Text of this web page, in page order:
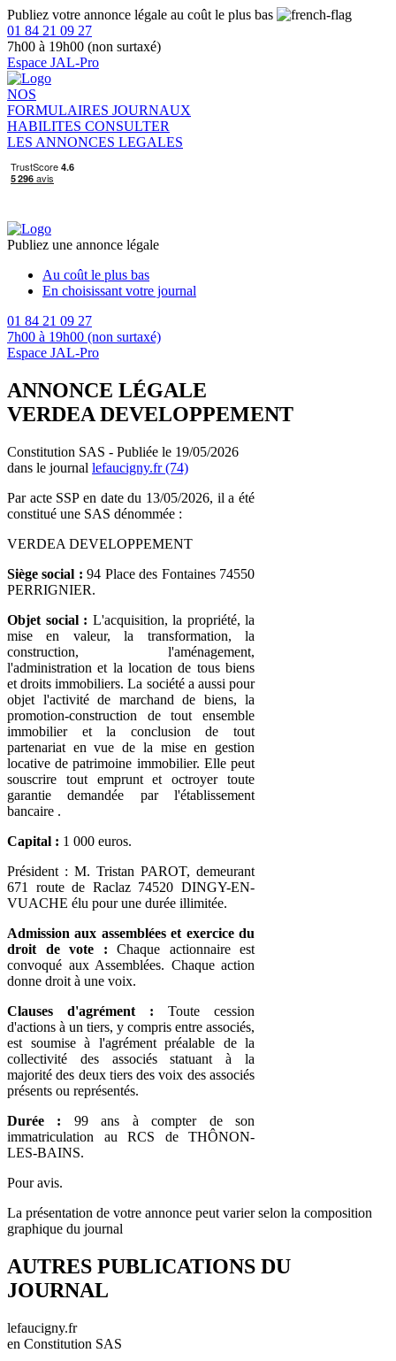
Publiez votre annonce légale au coût le plus bas
01 84 21 09 27
7h00 à 19h00 (non surtaxé)
Espace JAL-Pro
NOS
FORMULAIRES JOURNAUX
HABILITES CONSULTER
LES ANNONCES LEGALES
Publiez une annonce légale
Au coût le plus bas
En choisissant votre journal
01 84 21 09 27
7h00 à 19h00 (non surtaxé)
Espace JAL-Pro
ANNONCE LÉGALE
VERDEA DEVELOPPEMENT
Constitution SAS - Publiée le 19/05/2026
dans le journal lefaucigny.fr (74)
Par acte SSP en date du 13/05/2026, il a été
constitué une SAS dénommée :
VERDEA DEVELOPPEMENT
Siège social :94 Place des Fontaines 74550
PERRIGNIER.
Objet social : L'acquisition, la propriété, la
mise en valeur, la transformation, la
construction, l'aménagement,
l'administration et la location de tous biens
et droits immobiliers. La société a aussi pour
objet l'activité de marchand de biens, la
promotion-construction de tout ensemble
immobilier et la conclusion de tout
partenariat en vue de la mise en gestion
locative de patrimoine immobilier. Elle peut
souscrire tout emprunt et octroyer toute
garantie demandée par l'établissement
bancaire .
Capital : 1 000 euros.
Président : M. Tristan PAROT, demeurant
671 route de Raclaz 74520 DINGY-EN-
VUACHE élu pour une durée illimitée.
Admission aux assemblées et exercice du
droit de vote : Chaque actionnaire est
convoqué aux Assemblées. Chaque action
donne droit à une voix.
Clauses d'agrément : Toute cession
d'actions à un tiers, y compris entre associés,
est soumise à l'agrément préalable de la
collectivité des associés statuant à la
majorité des deux tiers des voix des associés
présents ou représentés.
Durée : 99 ans à compter de son
immatriculation au RCS de THÔNON-
LES-BAINS.
Pour avis.
La présentation de votre annonce peut varier selon la composition
graphique du journal
AUTRES PUBLICATIONS DU
JOURNAL
lefaucigny.fr
en Constitution SAS